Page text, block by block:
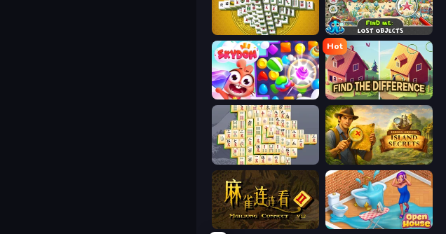
Mahjong Tower Find Me: Lost Objects
Skydom
Hot
Find The Difference
Mahjong Online Hidden Objects: Island Secrets
Mahjong Connect 2 (Legacy) Open House